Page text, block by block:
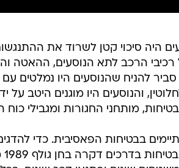
היה סיכוי קטן לשרוד את
הרכב לתא הנוסעים, ההאטה
להניח שהנוסעים היו נמלטים
והנוסעים היו מוגנים היטב על
מותחני החגורות ומגבילי כוח
בבטיחות הפאסיבית. כדי